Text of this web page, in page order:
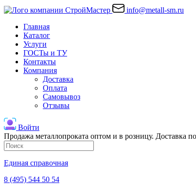
info@metall-sm.ru
Главная
Каталог
Услуги
ГОСТы и ТУ
Контакты
Компания
Доставка
Оплата
Самовывоз
Отзывы
Войти
Продажа металлопроката оптом и в розницу. Доставка
Единая справочная
8 (495) 544 50 54